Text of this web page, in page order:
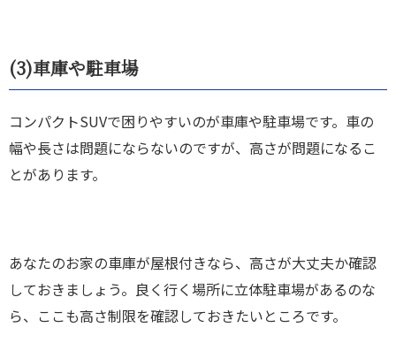
(3)車庫や駐車場
コンパクトSUVで困りやすいのが車庫や駐車場です。車の
幅や長さは問題にならないのですが、高さが問題になるこ
とがあります。
あなたのお家の車庫が屋根付きなら、高さが大丈夫か確認
しておきましょう。良く行く場所に立体駐車場があるのな
ら、ここも高さ制限を確認しておきたいところです。